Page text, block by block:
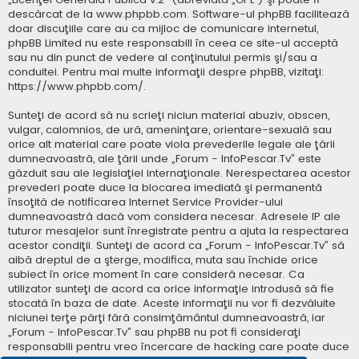
descărcat de la www.phpbb.com. Software-ul phpBB facilitează
doar discuţiile care au ca mijloc de comunicare internetul,
phpBB Limited nu este responsabill în ceea ce site-ul acceptă
sau nu din punct de vedere al conţinutului permis şi/sau a
conduitei. Pentru mai multe informaţii despre phpBB, vizitaţi:
https://www.phpbb.com/.
Sunteţi de acord să nu scrieţi niciun material abuziv, obscen,
vulgar, calomnios, de ură, ameninţare, orientare-sexuală sau
orice alt material care poate viola prevederile legale ale ţării
dumneavoastră, ale ţării unde „Forum - InfoPescar.Tv” este
găzduit sau ale legislaţiei internaţionale. Nerespectarea acestor
prevederi poate duce la blocarea imediată şi permanentă
însoţită de notificarea Internet Service Provider-ului
dumneavoastră dacă vom considera necesar. Adresele IP ale
tuturor mesajelor sunt înregistrate pentru a ajuta la respectarea
acestor condiţii. Sunteţi de acord ca „Forum - InfoPescar.Tv” să
aibă dreptul de a şterge, modifica, muta sau închide orice
subiect în orice moment în care consideră necesar. Ca
utilizator sunteţi de acord ca orice informaţie introdusă să fie
stocată în baza de date. Aceste informaţii nu vor fi dezvăluite
niciunei terţe părţi fără consimţământul dumneavoastră, iar
„Forum - InfoPescar.Tv” sau phpBB nu pot fi consideraţi
responsabili pentru vreo încercare de hacking care poate duce